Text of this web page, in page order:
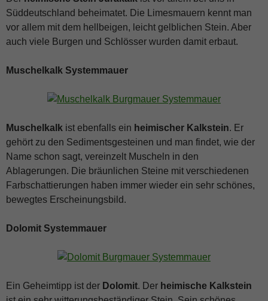
Süddeutschland beheimatet. Die Limesmauern kennt man
vor allem mit dem hellbeigen, leicht gelblichen Stein. Aber
auch viele Burgen und Schlösser wurden damit erbaut.
Muschelkalk Systemmauer
Muschelkalk ist ebenfalls ein heimischer Kalkstein. Er
gehört zu den Sedimentsgesteinen und man findet, wie der
Name schon sagt, vereinzelt Muscheln in den
Ablagerungen. Die bräunlichen Steine mit verschiedenen
Farbschattierungen haben immer wieder ein sehr schönes,
bewegtes Erscheinungsbild.
Dolomit Systemmauer
Ein Geheimtipp ist der Dolomit. Der heimische Kalkstein